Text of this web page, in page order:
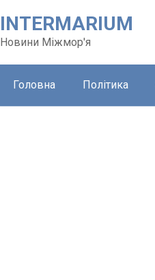
INTERMARIUM
Новини Міжмор'я
Головна Політика